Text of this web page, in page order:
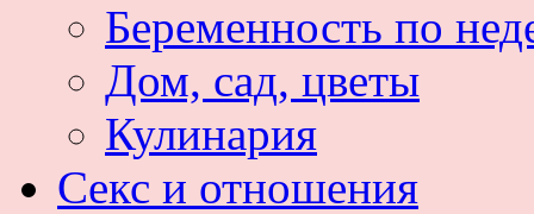
Беременность по
Дом, сад, цветы
Кулинария
Секс и отношения